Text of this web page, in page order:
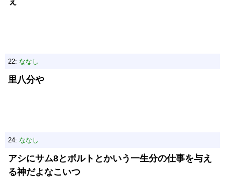
22: ななし
里八分や
24: ななし
アシにサム8とボルトとかいう一生分の仕事を与え
る神だよなこいつ